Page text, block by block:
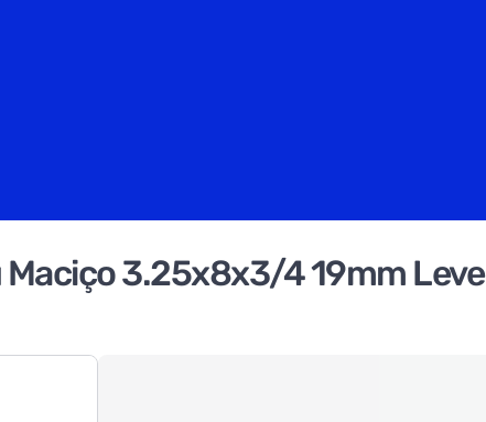
Maciço 3.25x8x3/4 19mm Leve